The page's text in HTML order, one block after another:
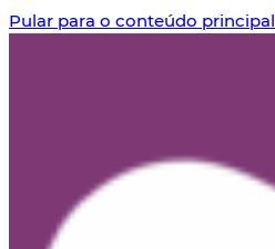
Pular para o conteúdo principal